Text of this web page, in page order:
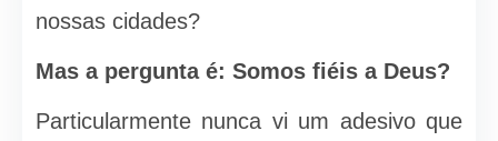
nossas cidades?
Mas a pergunta é: Somos fiéis a Deus?
Particularmente nunca vi um adesivo que